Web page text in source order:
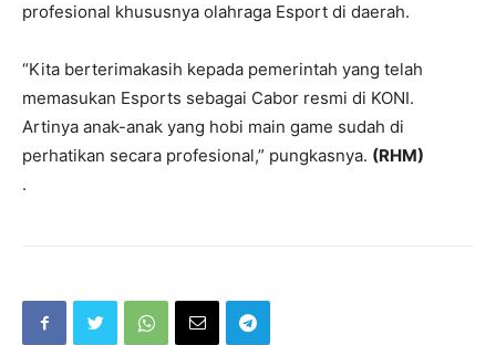
profesional khususnya olahraga Esport di daerah.
“Kita berterimakasih kepada pemerintah yang telah
memasukan Esports sebagai Cabor resmi di KONI.
Artinya anak-anak yang hobi main game sudah di
perhatikan secara profesional,” pungkasnya. (RHM)
.